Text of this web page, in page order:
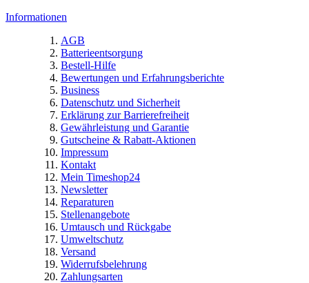
Informationen
AGB
Batterieentsorgung
Bestell-Hilfe
Bewertungen und Erfahrungsberichte
Business
Datenschutz und Sicherheit
Erklärung zur Barrierefreiheit
Gewährleistung und Garantie
Gutscheine & Rabatt-Aktionen
Impressum
Kontakt
Mein Timeshop24
Newsletter
Reparaturen
Stellenangebote
Umtausch und Rückgabe
Umweltschutz
Versand
Widerrufsbelehrung
Zahlungsarten